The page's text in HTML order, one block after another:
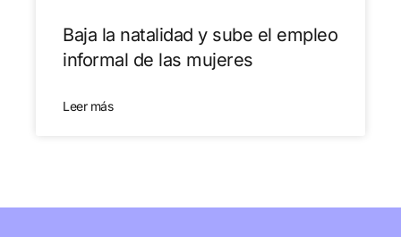
Baja la natalidad y sube el empleo
informal de las mujeres
Leer más